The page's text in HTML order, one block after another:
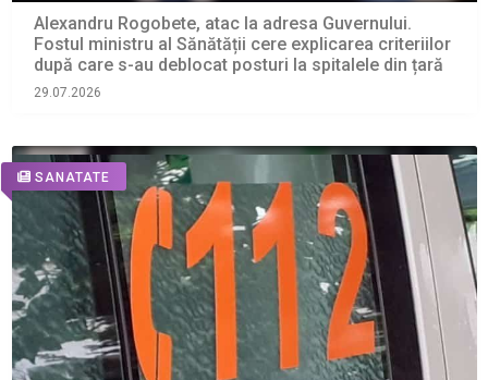
Alexandru Rogobete, atac la adresa Guvernului.
Fostul ministru al Sănătății cere explicarea criteriilor
după care s-au deblocat posturi la spitalele din țară
29.07.2026
SANATATE